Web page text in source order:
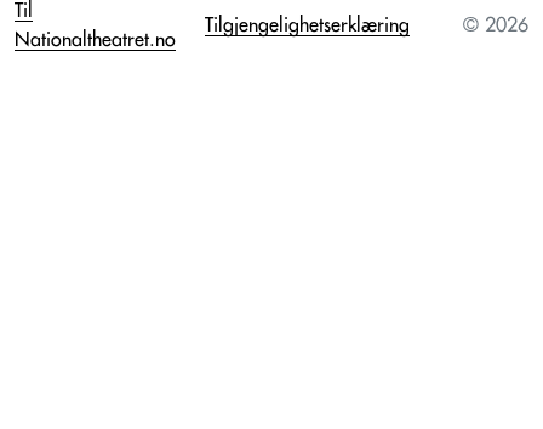
Til
Nationaltheatret.no
Tilgjengelighetserklæring © 2026